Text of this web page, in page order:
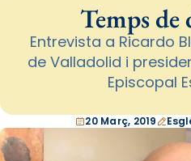
Temps de
Entrevista a Ricardo
de Valladolid i
Episcopal
20 Març, 2019